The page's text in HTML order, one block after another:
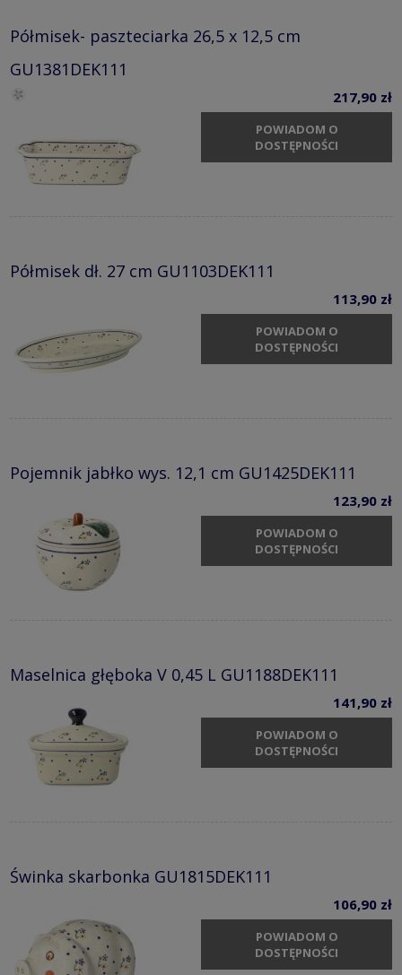
Półmisek- paszteciarka 26,5 x 12,5 cm
GU1381DEK111
217,90 zł
POWIADOM O
DOSTĘPNOŚCI
Półmisek dł. 27 cm GU1103DEK111
113,90 zł
POWIADOM O
DOSTĘPNOŚCI
Pojemnik jabłko wys. 12,1 cm GU1425DEK111
123,90 zł
POWIADOM O
DOSTĘPNOŚCI
Maselnica głęboka V 0,45 L GU1188DEK111
141,90 zł
POWIADOM O
DOSTĘPNOŚCI
Świnka skarbonka GU1815DEK111
106,90 zł
POWIADOM O
DOSTĘPNOŚCI